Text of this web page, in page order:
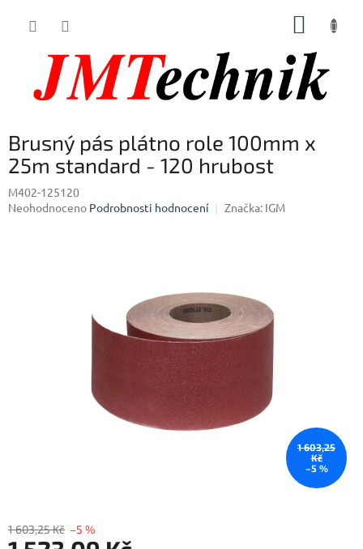
Brusný pás plátno role 100mm x
25m standard - 120 hrubost
M402-125120
Průměrné
Neohodnoceno Podrobnosti hodnocení Značka: IGM
1 603,25
Kč
–5 %
1 603,25 Kč –5 %